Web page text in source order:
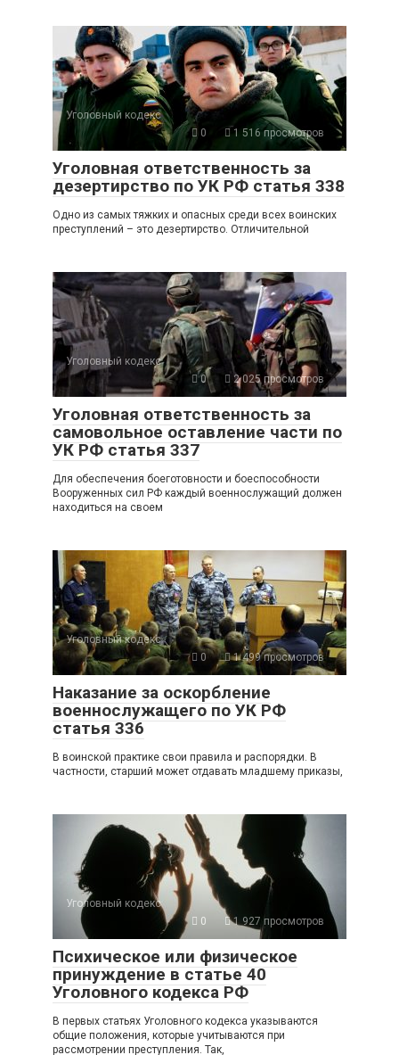
Уголовный кодекс
0
1 516 просмотров
Уголовная ответственность за
дезертирство по УК РФ статья 338
Одно из самых тяжких и опасных среди всех воинских
преступлений – это дезертирство. Отличительной
Уголовный кодекс
0
2 025 просмотров
Уголовная ответственность за
самовольное оставление части по
УК РФ статья 337
Для обеспечения боеготовности и боеспособности
Вооруженных сил РФ каждый военнослужащий должен
находиться на своем
Уголовный кодекс
0
1 499 просмотров
Наказание за оскорбление
военнослужащего по УК РФ
статья 336
В воинской практике свои правила и распорядки. В
частности, старший может отдавать младшему приказы,
Уголовный кодекс
0
1 927 просмотров
Психическое или физическое
принуждение в статье 40
Уголовного кодекса РФ
В первых статьях Уголовного кодекса указываются
общие положения, которые учитываются при
рассмотрении преступления. Так,